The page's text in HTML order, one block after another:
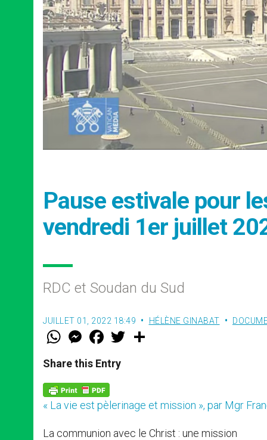
Pause estivale pour
vendredi 1er juillet
RDC et Soudan du Sud
JUILLET 01, 2022 18:49 HÉLÈNE GINABAT
W
t
s
p
p
M
e
s
e
g
e
r
F
a
e
b
o
k
w
Share this Entry
« La vie est pèlerinage et mission », par Mgr
La communion avec le Christ : une mission